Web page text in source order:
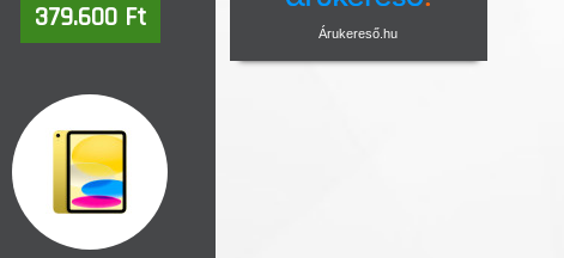
379.600 Ft Árukereső.hu